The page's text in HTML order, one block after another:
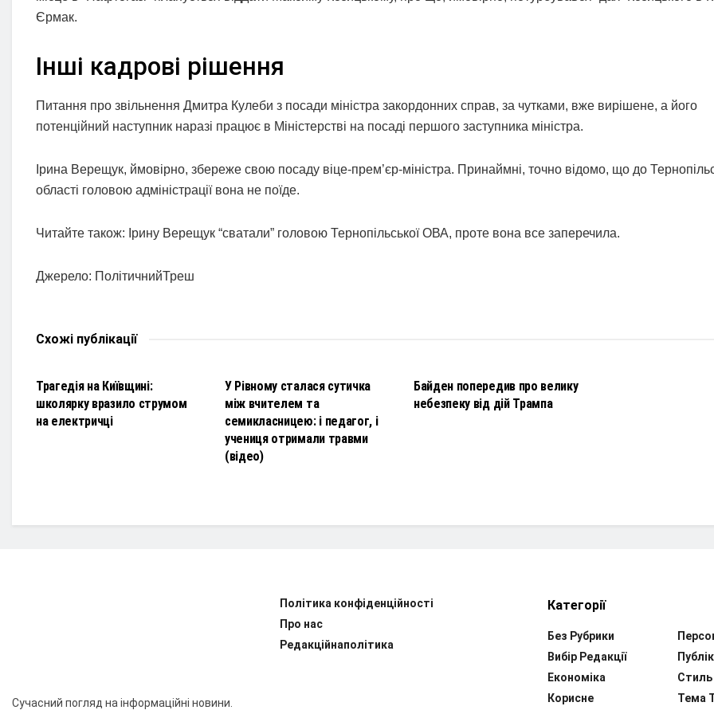
Єрмак.
Інші кадрові рішення
Питання про звільнення Дмитра Кулеби з посади міністра закордонних справ, за чутками, вже вирішене, а його
потенційний наступник наразі працює в Міністерстві на посаді першого заступника міністра.
Ірина Верещук, ймовірно, збереже свою посаду віце-прем’єр-міністра. Принаймні, точно відомо, що до
області головою адміністрації вона не поїде.
Читайте також: Ірину Верещук “сватали” головою Тернопільської ОВА, проте вона все заперечила.
Джерело: ПолітичнийТреш
Схожі публікації
Трагедія на Київщині:
школярку вразило струмом
на електричці
У Рівному сталася сутичка
між вчителем та
семикласницею: і педагог, і
учениця отримали травми
(відео)
Байден попередив про велику
небезпеку від дій Трампа
Сучасний погляд на інформаційні новини.
Політика конфіденційності
Про нас
Редакційнаполітика
Категорії
Без Рубрики
Вибір Редакції
Економіка
Корисне
Тема